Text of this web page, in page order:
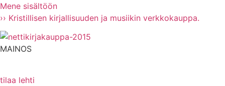
Mene sisältöön
›› Kristillisen kirjallisuuden ja musiikin verkkokauppa.
MAINOS
tilaa lehti